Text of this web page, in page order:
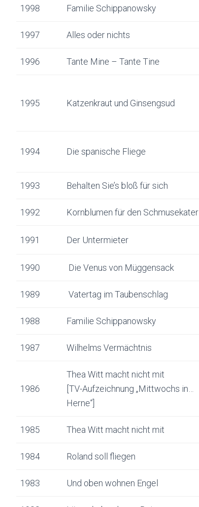
1998 Familie Schippanowsky
1997 Alles oder nichts
1996 Tante Mine – Tante Tine
1995 Katzenkraut und Ginsengsud
1994 Die spanische Fliege
1993 Behalten Sie’s bloß für sich
1992 Kornblumen für den Schmusekater
1991 Der Untermieter
1990 Die Venus von Müggensack
1989 Vatertag im Taubenschlag
1988 Familie Schippanowsky
1987 Wilhelms Vermächtnis
1986
Thea Witt macht nicht mit
[TV-Aufzeichnung „Mittwochs in…
Herne“]
1985 Thea Witt macht nicht mit
1984 Roland soll fliegen
1983 Und oben wohnen Engel